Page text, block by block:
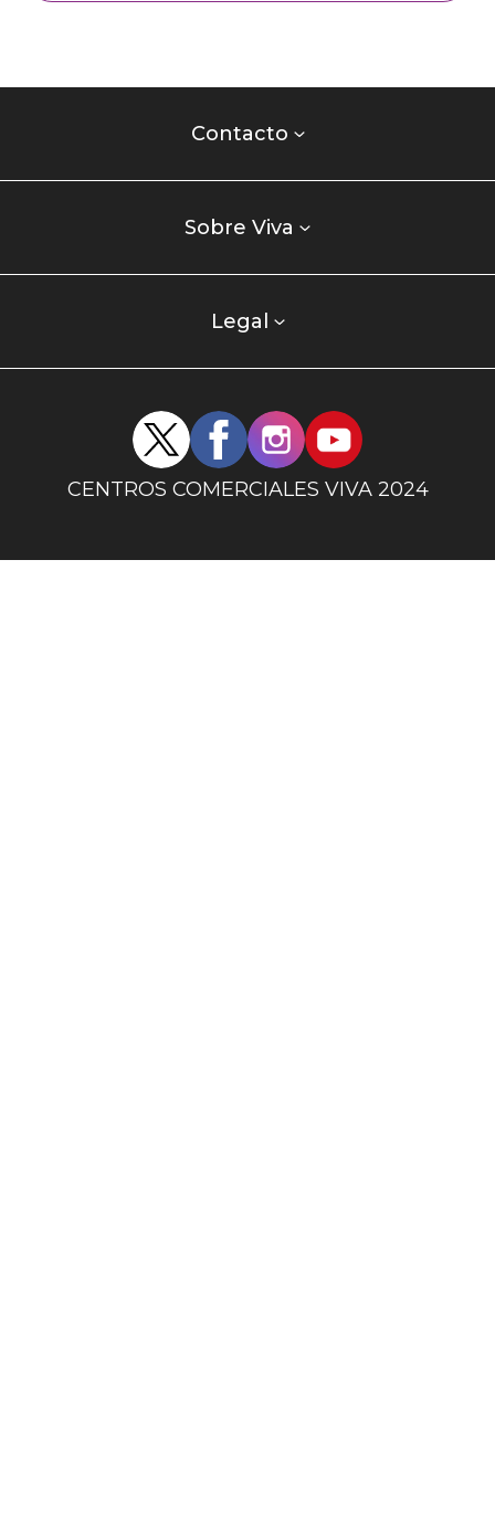
Contacto
Sobre Viva
Legal
centroCENTROS COMERCIALES VIVA 2024